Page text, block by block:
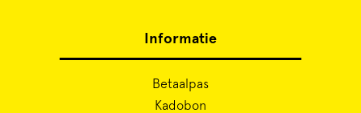
Informatie
Betaalpas
Kadobon